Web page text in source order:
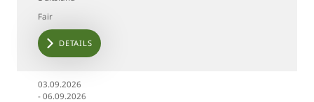
Fair
DETAILS
03.09.2026
- 06.09.2026